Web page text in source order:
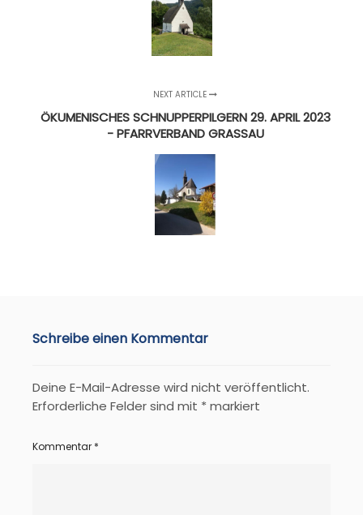
NEXT ARTICLE
ÖKUMENISCHES SCHNUPPERPILGERN 29. APRIL 2023
- PFARRVERBAND GRASSAU
Schreibe einen Kommentar
Deine E-Mail-Adresse wird nicht veröffentlicht.
Erforderliche Felder sind mit * markiert
Kommentar *